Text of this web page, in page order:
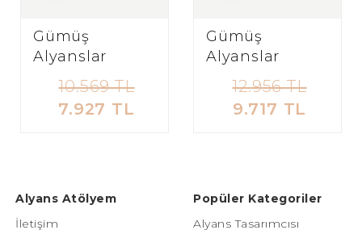
Gümüş
Alyanslar
10.569 TL
7.927 TL
Gümüş
Alyanslar
12.956 TL
9.717 TL
Alyans Atölyem
İletişim
Popüler Kategoriler
Alyans Tasarımcısı